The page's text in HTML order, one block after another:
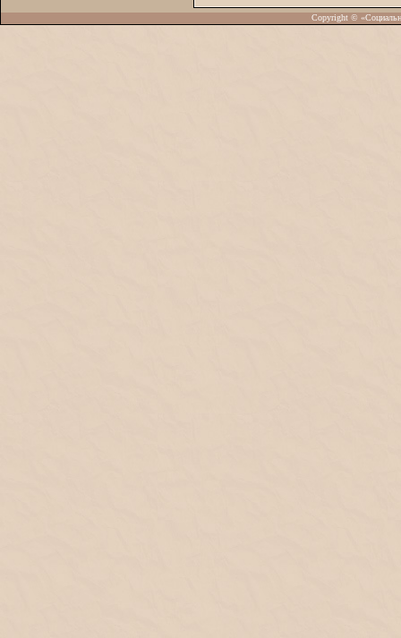
Copyright ©